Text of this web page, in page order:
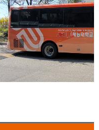
생활관
학생상담센터